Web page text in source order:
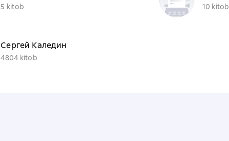
5 kitob 10 kitob
Сергей Каледин
4804 kitob